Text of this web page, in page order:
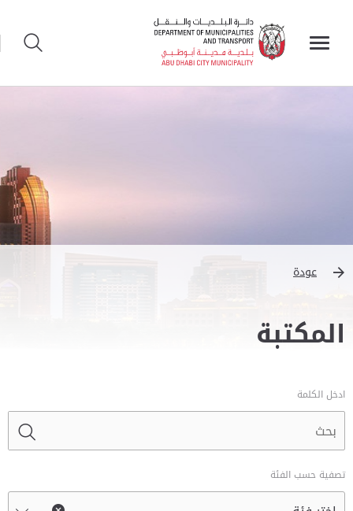
عودة
المكتبة
ادخل الكلمة
تصفية حسب الفئة